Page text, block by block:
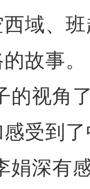
域、
故事。
视角了
受到
娟深有